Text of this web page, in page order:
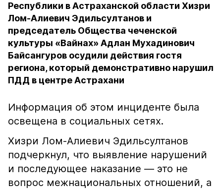
Республики в Астраханской области Хизри
Лом-Алиевич Эдильсултанов и
председатель Общества чеченской
культуры «Вайнах» Адлан Мухадинович
Байсангуров осудили действия гостя
региона, который демонстративно нарушил
ПДД в центре Астрахани
Информация об этом инциденте была
освещена в социальных сетях.
Хизри Лом-Алиевич Эдильсултанов
подчеркнул, что выявление нарушений
и последующее наказание — это не
вопрос межнациональных отношений, а